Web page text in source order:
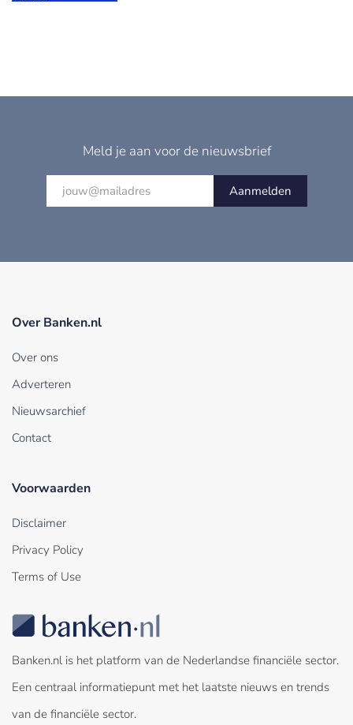
Meld je aan voor de nieuwsbrief
Aanmelden
Over Banken.nl
Over ons
Adverteren
Nieuwsarchief
Contact
Voorwaarden
Disclaimer
Privacy Policy
Terms of Use
Banken.nl is het platform van de Nederlandse financiële sector.
Een centraal informatiepunt met het laatste nieuws en trends
van de financiële sector.